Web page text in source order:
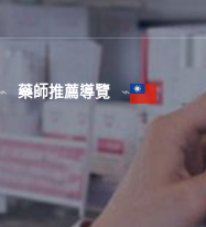
藥師推薦導覽